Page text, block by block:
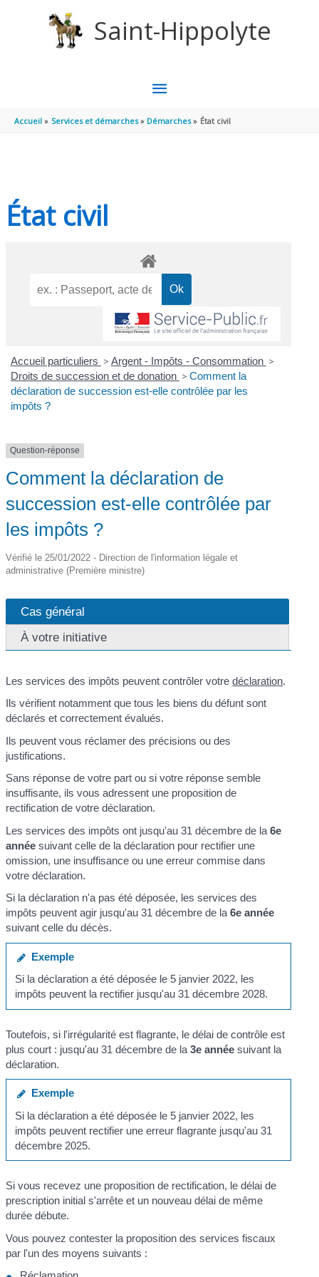
Saint-Hippolyte
MENU
PRINCIPAL
Accueil Services et démarches Démarches État civil
État civil
Accueil particuliers > Argent - Impôts - Consommation >
Droits de succession et de donation > Comment la
déclaration de succession est-elle contrôlée par les
impôts ?
Question-réponse
Comment la déclaration de
succession est-elle contrôlée par
les impôts ?
Vérifié le 25/01/2022 - Direction de l'information légale et
administrative (Première ministre)
Cas général
À votre initiative
Les services des impôts peuvent contrôler votredéclaration.
Ils vérifient notamment que tous les biens du défunt sont
déclarés et correctement évalués.
Ils peuvent vous réclamer des précisions ou des
justifications.
Sans réponse de votre part ou si votre réponse semble
insuffisante, ils vous adressent une proposition de
rectification de votre déclaration.
Les services des impôts ont jusqu'au 31 décembre de la6e
année suivant celle de la déclaration pour rectifier une
omission, une insuffisance ou une erreur commise dans
votre déclaration.
Si la déclaration n'a pas été déposée, les services des
impôts peuvent agir jusqu'au 31 décembre de la6e année
suivant celle du décès.
Exemple
Si la déclaration a été déposée le 5 janvier 2022, les
impôts peuvent la rectifier jusqu'au 31 décembre 2028.
Toutefois, si l'irrégularité est flagrante, le délai de contrôle est
plus court : jusqu'au 31 décembre de la3e année suivant la
déclaration.
Exemple
Si la déclaration a été déposée le 5 janvier 2022, les
impôts peuvent rectifier une erreur flagrante jusqu'au 31
décembre 2025.
Si vous recevez une proposition de rectification, le délai de
prescription initial s'arrête et un nouveau délai de même
durée débute.
Vous pouvez contester la proposition des services fiscaux
par l'un des moyens suivants :